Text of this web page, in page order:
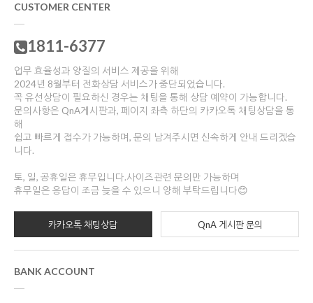
CUSTOMER CENTER
1811-6377
업무 효율성과 양질의 서비스 제공을 위해
2024년 8월부터 전화상담 서비스가 중단되었습니다.
꼭 유선상담이 필요하신 경우는 채팅을 통해 상담 예약이 가능합니다.
문의사항은 QnA게시판과, 페이지 좌측 하단의 카카오톡 채팅상담을 통
해
쉽고 빠르게 접수가 가능하며, 문의 남겨주시면 신속하게 안내 드리겠습
니다.
토, 일, 공휴일은 휴무입니다.사이즈관련 문의만 가능하며
휴무일은 응답이 조금 늦을 수 있으니 양해 부탁드립니다😊
카카오톡 채팅상담 QnA 게시판 문의
BANK ACCOUNT